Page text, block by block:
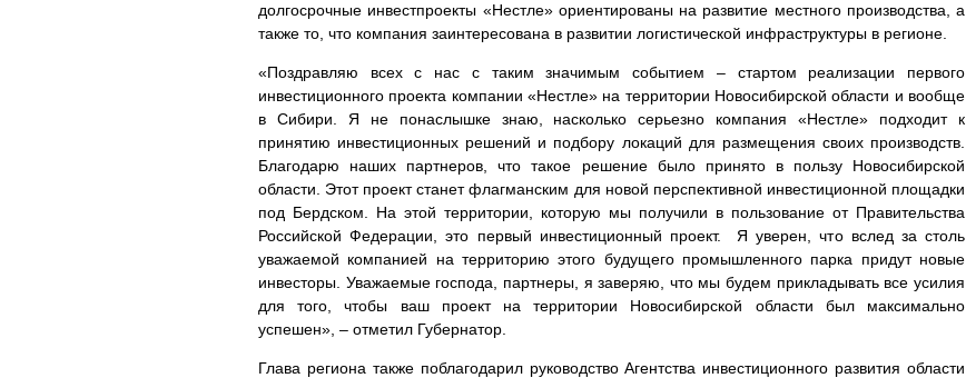
долгосрочные инвестпроекты «Нестле» ориентированы на развитие местного производства, а
также то, что компания заинтересована в развитии логистической инфраструктуры в регионе.
«Поздравляю всех с нас с таким значимым событием – стартом реализации первого
инвестиционного проекта компании «Нестле» на территории Новосибирской области и вообще
в Сибири. Я не понаслышке знаю, насколько серьезно компания «Нестле» подходит к
принятию инвестиционных решений и подбору локаций для размещения своих производств.
Благодарю наших партнеров, что такое решение было принято в пользу Новосибирской
области. Этот проект станет флагманским для новой перспективной инвестиционной площадки
под Бердском. На этой территории, которую мы получили в пользование от Правительства
Российской Федерации, это первый инвестиционный проект. Я уверен, что вслед за столь
уважаемой компанией на территорию этого будущего промышленного парка придут новые
инвесторы. Уважаемые господа, партнеры, я заверяю, что мы будем прикладывать все усилия
для того, чтобы ваш проект на территории Новосибирской области был максимально
успешен», – отметил Губернатор.
Глава региона также поблагодарил руководство Агентства инвестиционного развития области